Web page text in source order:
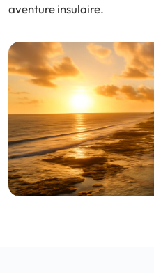
aventure insulaire.